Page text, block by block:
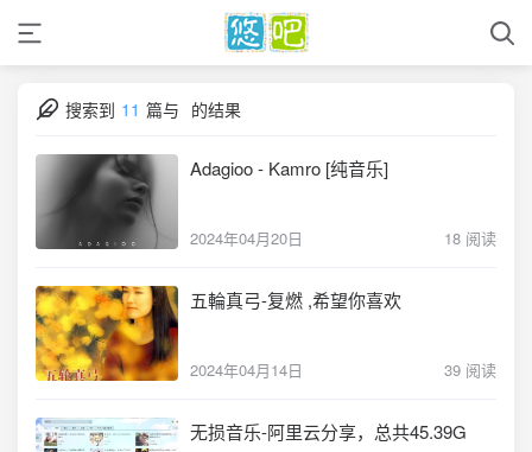
搜索到 11 篇与 的结果
Adagioo - Kamro [纯音乐]
2024年04月20日 18 阅读
五輪真弓-复燃 ,希望你喜欢
2024年04月14日 39 阅读
无损音乐-阿里云分享，总共45.39G